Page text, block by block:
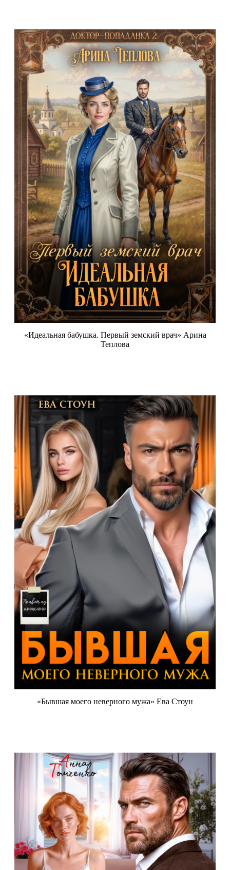
«Идеальная бабушка. Первый земский врач» Арина
Теплова
«Бывшая моего неверного мужа» Ева Стоун